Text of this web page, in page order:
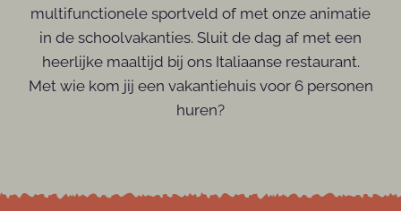
multifunctionele sportveld of met onze animatie
in de schoolvakanties. Sluit de dag af met een
heerlijke maaltijd bij ons Italiaanse restaurant.
Met wie kom jij een vakantiehuis voor 6 personen
huren?